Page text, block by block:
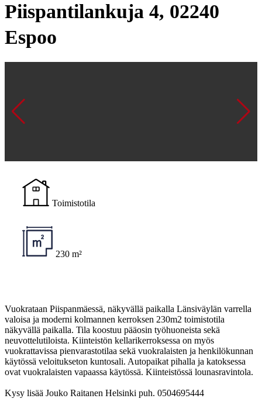
Piispantilankuja 4, 02240
Espoo
Toimistotila
230 m²
Vuokrataan Piispanmäessä, näkyvällä paikalla Länsiväylän varrella
valoisa ja moderni kolmannen kerroksen 230m2 toimistotila
näkyvällä paikalla. Tila koostuu pääosin työhuoneista sekä
neuvottelutiloista. Kiinteistön kellarikerroksessa on myös
vuokrattavissa pienvarastotilaa sekä vuokralaisten ja henkilökunnan
käytössä veloitukseton kuntosali. Autopaikat pihalla ja katoksessa
ovat vuokralaisten vapaassa käytössä. Kiinteistössä lounasravintola.
Kysy lisää Jouko Raitanen Helsinki puh. 0504695444